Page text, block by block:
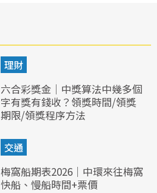
理財
六合彩獎金｜中獎算法中幾多個
字有獎有錢收？領獎時間/領獎
期限/領獎程序方法
交通
梅窩船期表2026｜中環來往梅窩
快船、慢船時間+票價